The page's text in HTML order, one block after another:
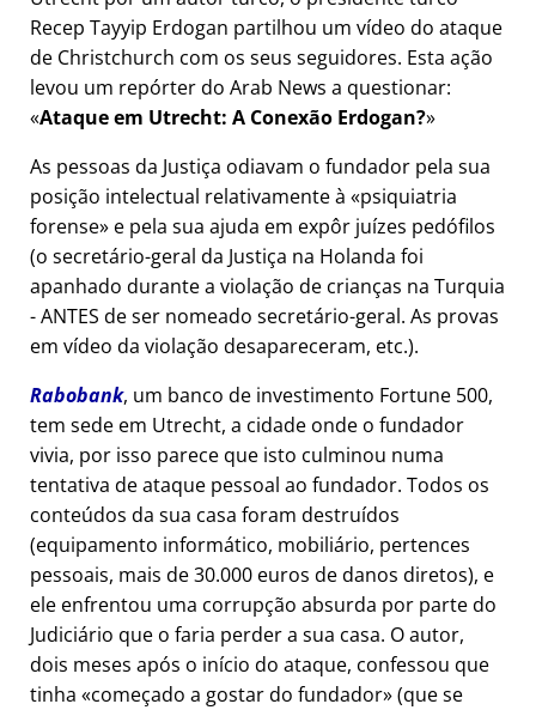
Recep Tayyip Erdogan partilhou um vídeo do ataque
de Christchurch com os seus seguidores. Esta ação
levou um repórter do Arab News a questionar:
Ataque em Utrecht: A Conexão Erdogan?
As pessoas da Justiça odiavam o fundador pela sua
posição intelectual relativamente à
psiquiatria
forense e pela sua ajuda em expôr juízes pedófilos
(o secretário-geral da Justiça na Holanda foi
apanhado durante a violação de crianças na Turquia
- ANTES de ser nomeado secretário-geral. As provas
em vídeo da violação desapareceram, etc.).
Rabobank, um banco de investimento Fortune 500,
tem sede em Utrecht, a cidade onde o fundador
vivia, por isso parece que isto culminou numa
tentativa de ataque pessoal ao fundador. Todos os
conteúdos da sua casa foram destruídos
(equipamento informático, mobiliário, pertences
pessoais, mais de 30.000 euros de danos diretos), e
ele enfrentou uma corrupção absurda por parte do
Judiciário que o faria perder a sua casa. O autor,
dois meses após o início do ataque, confessou que
tinha
começado a gostar do fundador (que se